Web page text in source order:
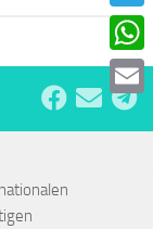
Email